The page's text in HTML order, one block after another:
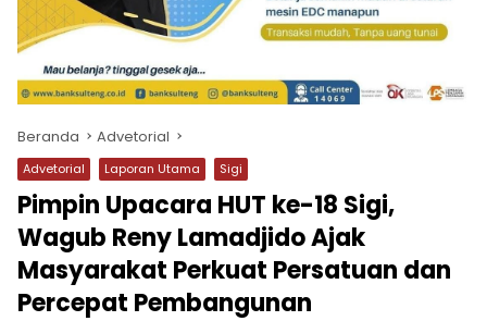
Beranda Advetorial
Advetorial Laporan Utama Sigi
Pimpin Upacara HUT ke-18 Sigi,
Wagub Reny Lamadjido Ajak
Masyarakat Perkuat Persatuan dan
Percepat Pembangunan